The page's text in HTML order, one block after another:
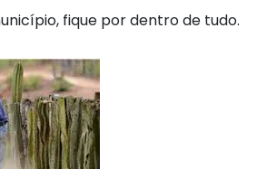
fique por dentro de tudo.